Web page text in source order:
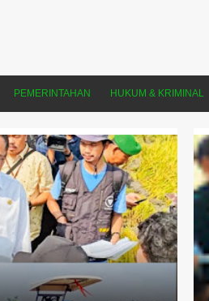
PEMERINTAHAN HUKUM & KRIMINAL